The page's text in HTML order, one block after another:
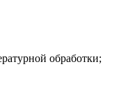
обработки;